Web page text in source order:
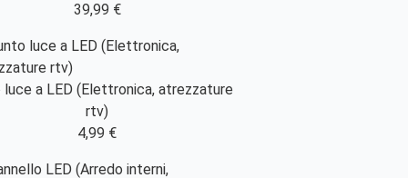
39,99 €
luce a LED (Elettronica, atrezzature
rtv)
4,99 €